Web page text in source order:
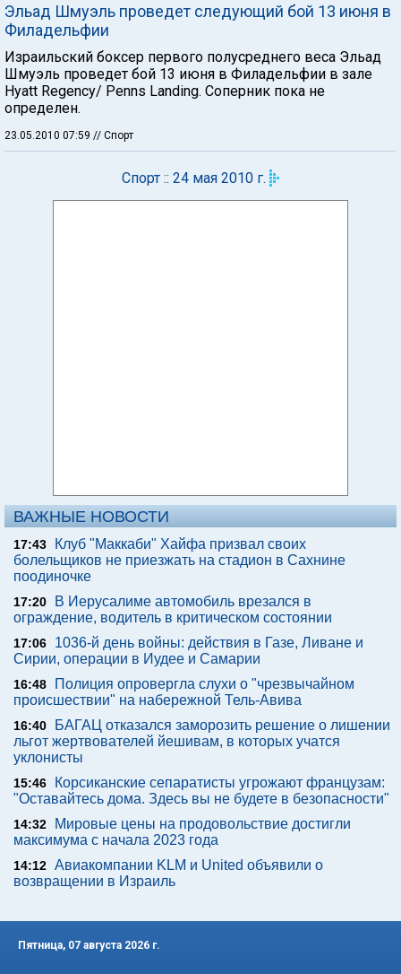
Эльад Шмуэль проведет следующий бой 13 июня в
Филадельфии
Израильский боксер первого полусреднего веса Эльад
Шмуэль проведет бой 13 июня в Филадельфии в зале
Hyatt Regency/ Penns Landing. Соперник пока не
определен.
23.05.2010 07:59 // Спорт
Спорт :: 24 мая 2010 г.
ВАЖНЫЕ НОВОСТИ
17:43
Клуб "Маккаби" Хайфа призвал своих
болельщиков не приезжать на стадион в Сахнине
поодиночке
17:20
В Иерусалиме автомобиль врезался в
ограждение, водитель в критическом состоянии
17:06
1036-й день войны: действия в Газе, Ливане и
Сирии, операции в Иудее и Самарии
16:48
Полиция опровергла слухи о "чрезвычайном
происшествии" на набережной Тель-Авива
16:40
БАГАЦ отказался заморозить решение о лишении
льгот жертвователей йешивам, в которых учатся
уклонисты
15:46
Корсиканские сепаратисты угрожают французам:
"Оставайтесь дома. Здесь вы не будете в безопасности"
14:32
Мировые цены на продовольствие достигли
максимума с начала 2023 года
14:12 Авиакомпании KLM и United объявили о
возвращении в Израиль
Пятница, 07 августа 2026 г.